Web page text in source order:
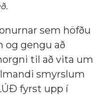
sem höfðu
og gengu að
til að vita um
smyrslum
fyrst upp í